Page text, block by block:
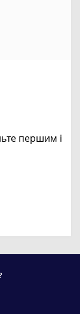
першим і